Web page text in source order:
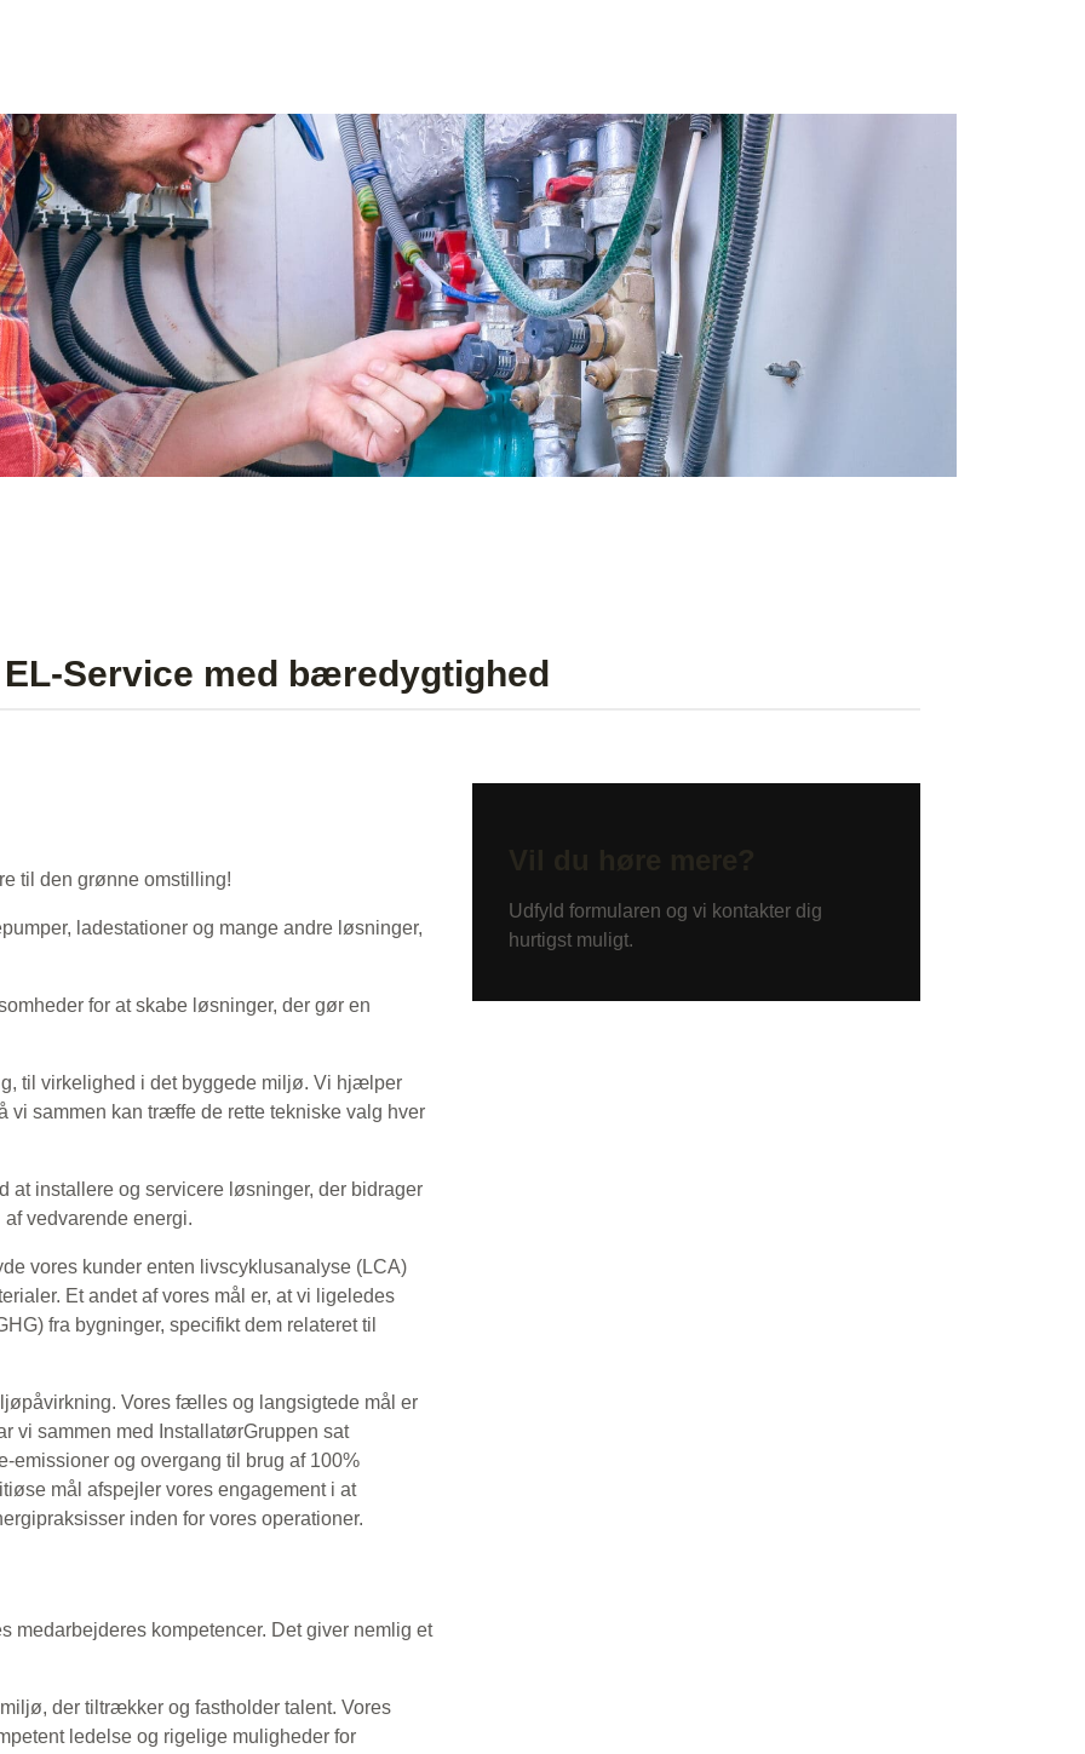
Service med bæredygtighed
til den grønne omstilling!
ladestationer og mange andre løsninger,
for at skabe løsninger, der gør en
til virkelighed i det byggede miljø. Vi hjælper
vi sammen kan træffe de rette tekniske valg hver
at installere og servicere løsninger, der bidrager
vedvarende energi.
vores kunder enten livscyklusanalyse (LCA)
Et andet af vores mål er, at vi ligeledes
fra bygninger, specifikt dem relateret til
Vores fælles og langsigtede mål er
vi sammen med InstallatørGruppen sat
emissioner og overgang til brug af 100%
mål afspejler vores engagement i at
inden for vores operationer.
kompetencer. Det giver nemlig et
der tiltrækker og fastholder talent. Vores
ledelse og rigelige muligheder for
Udfyld formularen og vi kontakter dig
hurtigst muligt.